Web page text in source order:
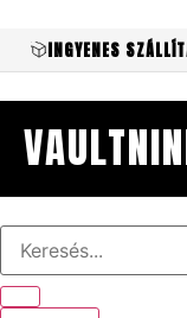
INGYENES